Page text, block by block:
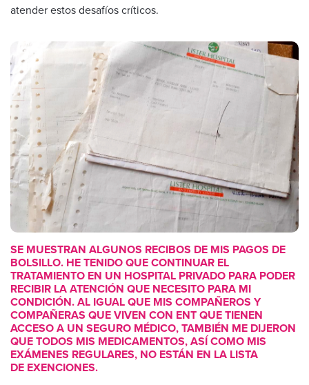
atender estos desafíos críticos.
SE MUESTRAN ALGUNOS RECIBOS DE MIS PAGOS DE
BOLSILLO. HE TENIDO QUE CONTINUAR EL
TRATAMIENTO EN UN HOSPITAL PRIVADO PARA PODER
RECIBIR LA ATENCIÓN QUE NECESITO PARA MI
CONDICIÓN. AL IGUAL QUE MIS COMPAÑEROS Y
COMPAÑERAS QUE VIVEN CON ENT QUE TIENEN
ACCESO A UN SEGURO MÉDICO, TAMBIÉN ME DIJERON
QUE TODOS MIS MEDICAMENTOS, ASÍ COMO MIS
EXÁMENES REGULARES, NO ESTÁN EN LA LISTA
DE EXENCIONES.